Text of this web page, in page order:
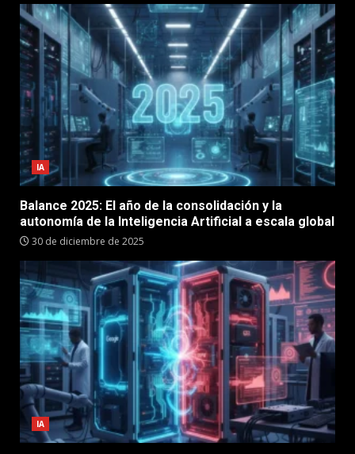
IA
Balance 2025: El año de la consolidación y la
autonomía de la Inteligencia Artificial a escala global
30 de diciembre de 2025
IA